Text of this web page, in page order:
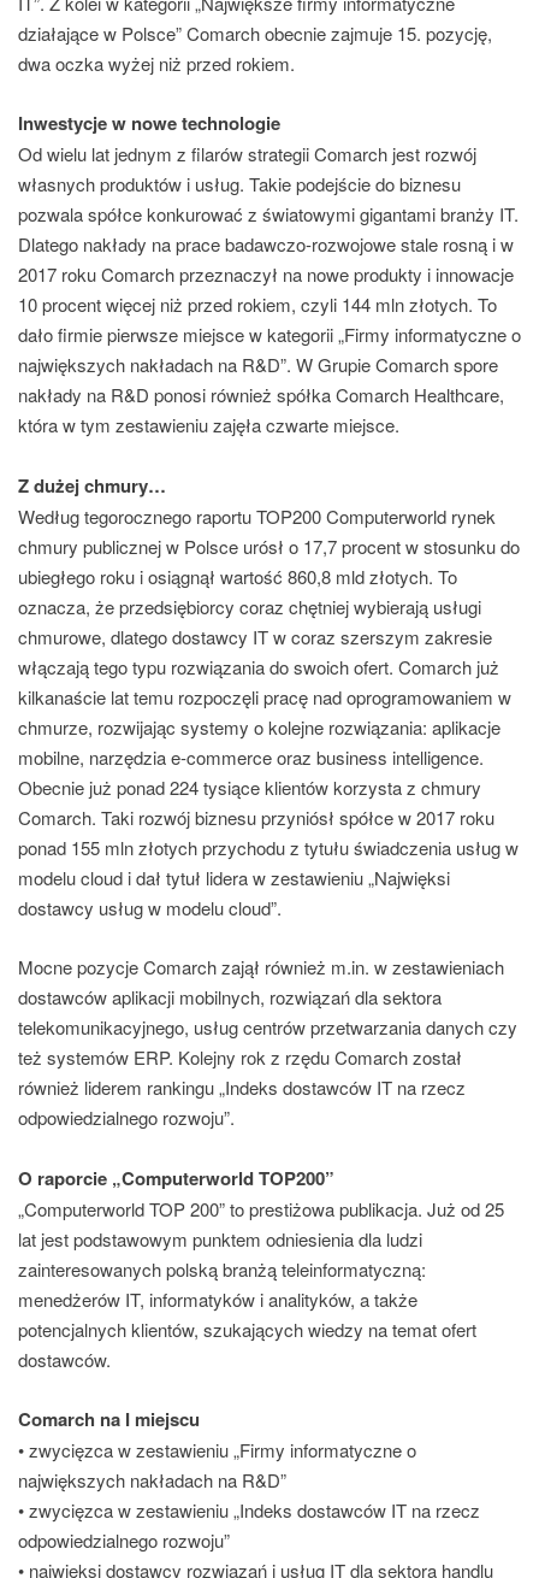
działające w Polsce” Comarch obecnie zajmuje 15. pozycję,
dwa oczka wyżej niż przed rokiem.
Inwestycje w nowe technologie
Od wielu lat jednym z filarów strategii Comarch jest rozwój
własnych produktów i usług. Takie podejście do biznesu
pozwala spółce konkurować z światowymi gigantami branży IT.
Dlatego nakłady na prace badawczo-rozwojowe stale rosną i w
2017 roku Comarch przeznaczył na nowe produkty i innowacje
10 procent więcej niż przed rokiem, czyli 144 mln złotych. To
dało firmie pierwsze miejsce w kategorii „Firmy informatyczne o
największych nakładach na R&D”. W Grupie Comarch spore
nakłady na R&D ponosi również spółka Comarch Healthcare,
która w tym zestawieniu zajęła czwarte miejsce.
Z dużej chmury…
Według tegorocznego raportu TOP200 Computerworld rynek
chmury publicznej w Polsce urósł o 17,7 procent w stosunku do
ubiegłego roku i osiągnął wartość 860,8 mld złotych. To
oznacza, że przedsiębiorcy coraz chętniej wybierają usługi
chmurowe, dlatego dostawcy IT w coraz szerszym zakresie
włączają tego typu rozwiązania do swoich ofert. Comarch już
kilkanaście lat temu rozpoczęli pracę nad oprogramowaniem w
chmurze, rozwijając systemy o kolejne rozwiązania: aplikacje
mobilne, narzędzia e-commerce oraz business intelligence.
Obecnie już ponad 224 tysiące klientów korzysta z chmury
Comarch. Taki rozwój biznesu przyniósł spółce w 2017 roku
ponad 155 mln złotych przychodu z tytułu świadczenia usług w
modelu cloud i dał tytuł lidera w zestawieniu „Najwięksi
dostawcy usług w modelu cloud”.
Mocne pozycje Comarch zajął również m.in. w zestawieniach
dostawców aplikacji mobilnych, rozwiązań dla sektora
telekomunikacyjnego, usług centrów przetwarzania danych czy
też systemów ERP. Kolejny rok z rzędu Comarch został
również liderem rankingu „Indeks dostawców IT na rzecz
odpowiedzialnego rozwoju”.
O raporcie „Computerworld TOP200”
„Computerworld TOP 200” to prestiżowa publikacja. Już od 25
lat jest podstawowym punktem odniesienia dla ludzi
zainteresowanych polską branżą teleinformatyczną:
menedżerów IT, informatyków i analityków, a także
potencjalnych klientów, szukających wiedzy na temat ofert
dostawców.
Comarch na I miejscu
• zwycięzca w zestawieniu „Firmy informatyczne o
największych nakładach na R&D”
• zwycięzca w zestawieniu „Indeks dostawców IT na rzecz
odpowiedzialnego rozwoju”
• najwięksi dostawcy rozwiązań i usług IT dla sektora handlu